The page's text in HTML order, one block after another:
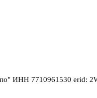
ИНН 7710961530 erid: